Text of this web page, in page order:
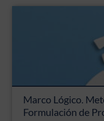
Marco Lógico.
Formulación de